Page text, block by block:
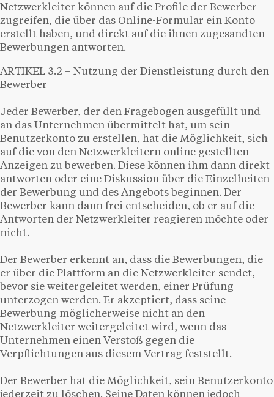
Netzwerkleiter können auf die Profile der Bewerber
zugreifen, die über das Online-Formular ein Konto
erstellt haben, und direkt auf die ihnen zugesandten
Bewerbungen antworten.
ARTIKEL 3.2 – Nutzung der Dienstleistung durch den
Bewerber
Jeder Bewerber, der den Fragebogen ausgefüllt und
an das Unternehmen übermittelt hat, um sein
Benutzerkonto zu erstellen, hat die Möglichkeit, sich
auf die von den Netzwerkleitern online gestellten
Anzeigen zu bewerben. Diese können ihm dann direkt
antworten oder eine Diskussion über die Einzelheiten
der Bewerbung und des Angebots beginnen. Der
Bewerber kann dann frei entscheiden, ob er auf die
Antworten der Netzwerkleiter reagieren möchte oder
nicht.
Der Bewerber erkennt an, dass die Bewerbungen, die
er über die Plattform an die Netzwerkleiter sendet,
bevor sie weitergeleitet werden, einer Prüfung
unterzogen werden. Er akzeptiert, dass seine
Bewerbung möglicherweise nicht an den
Netzwerkleiter weitergeleitet wird, wenn das
Unternehmen einen Verstoß gegen die
Verpflichtungen aus diesem Vertrag feststellt.
Der Bewerber hat die Möglichkeit, sein Benutzerkonto
jederzeit zu löschen. Seine Daten können jedoch